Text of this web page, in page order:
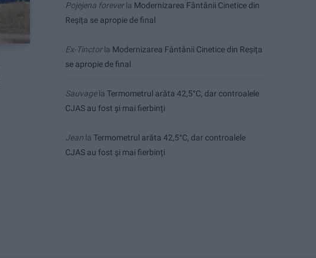
Pojejena foreverla Modernizarea Fântânii Cinetice din
Reșița se apropie de final
Ex-Tinctorla Modernizarea Fântânii Cinetice din Reșița
se apropie de final
Sauvagela Termometrul arăta 42,5°C, dar controalele
CJAS au fost și mai fierbinți
Jean la Termometrul arăta 42,5°C, dar controalele
CJAS au fost și mai fierbinți